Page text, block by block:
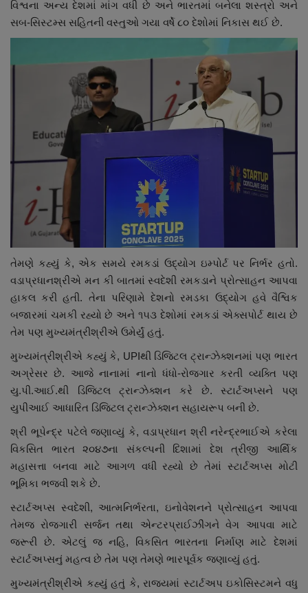
વિશ્વના અન્ય દેશમાં માંગ વધી છે અને ભારતમાં બનેલા શસ્ત્રો અને
સબ-સિસ્ટમ્સ સહિતની વસ્તુઓ ગયા વર્ષે ૮૦ દેશોમાં નિકાસ થઈ છે.
તેમણે કહ્યું કે, એક સમયે રમકડાં ઉદ્યોગ ઇમ્પોર્ટ પર નિર્ભર હતો.
વડાપ્રધાનશ્રીએ મન કી બાતમાં સ્વદેશી રમકડાને પ્રોત્સાહન આપવા
હાકલ કરી હતી. તેના પરિણામે દેશનો રમડકા ઉદ્યોગ હવે વૈશ્વિક
બજારમાં ચમકી રહ્યો છે અને ૧૫૩ દેશોમાં રમકડાં એક્સપોર્ટ થાય છે
તેમ પણ મુખ્યમંત્રીશ્રીએ ઉમેર્યું હતું.
મુખ્યમંત્રીશ્રીએ કહ્યું કે, UPIથી ડિજિટલ ટ્રાન્ઝેક્શનમાં પણ ભારત
અગ્રેસર છે. આજે નાનામાં નાનો ધંધો-રોજગાર કરતી વ્યક્તિ પણ
યુ.પી.આઈ.થી ડિજિટલ ટ્રાન્ઝેક્શન કરે છે. સ્ટાર્ટઅપ્સને પણ
યુપીઆઈ આધારિત ડિજિટલ ટ્રાન્ઝેક્શન સહાયરૂપ બની છે.
શ્રી ભૂપેન્દ્ર પટેલે જણાવ્યું કે, વડાપ્રધાન શ્રી નરેન્દ્રભાઈએ કરેલા
વિકસિત ભારત ૨૦૪૭ના સંકલ્પની દિશામાં દેશ ત્રીજી આર્થિક
મહાસત્તા બનવા માટે આગળ વધી રહ્યો છે તેમાં સ્ટાર્ટઅપ્સ મોટી
ભૂમિકા ભજવી શકે છે.
સ્ટાર્ટઅપ્સ સ્વદેશી, આત્મનિર્ભરતા, ઇનોવેશનને પ્રોત્સાહન આપવા
તેમજ રોજગારી સર્જન તથા એન્ટરપ્રાઈઝીંગને વેગ આપવા માટે
જરૂરી છે. એટલું જ નહિ, વિકસિત ભારતના નિર્માણ માટે દેશમાં
સ્ટાર્ટઅપ્સનું મહત્વ છે તેમ પણ તેમણે ભારપૂર્વક જણાવ્યું હતું.
મુખ્યમંત્રીશ્રીએ કહ્યું હતું કે, રાજ્યમાં સ્ટાર્ટઅપ ઇકોસિસ્ટમને વધુ